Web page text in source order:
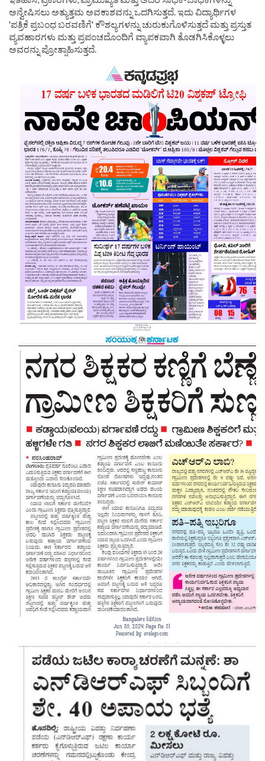
ಅನ್ವೇಷಿಸಲು ಅತ್ಯುತ್ತಮ ಅವಕಾಶವನ್ನು ಒದಗಿಸುತ್ತದೆ. ಇದು ವಿದ್ಯಾರ್ಥಿಗಳ
'ಪತ್ರಿಕೆ ಪ್ರಬಂಧ ಬರವಣಿಗೆ' ಕೌಶಲ್ಯಗಳನ್ನು ಚುರುಕುಗೊಳಿಸುತ್ತದೆ ಮತ್ತು ಪ್ರಸ್ತುತ
ವ್ಯವಹಾರಗಳು ಮತ್ತು ಪ್ರಪಂಚದೊಂದಿಗೆ ವ್ಯಾಪಕವಾಗಿ ತೊಡಗಿಸಿಕೊಳ್ಳಲು
ಅವರನ್ನು ಪ್ರೋತ್ಸಾಹಿಸುತ್ತದೆ.